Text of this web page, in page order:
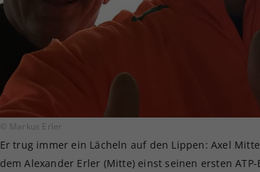
© Markus Erler
Er trug immer ein Lächeln auf den Lippen: Axel
dem Alexander Erler (Mitte) einst seinen ersten